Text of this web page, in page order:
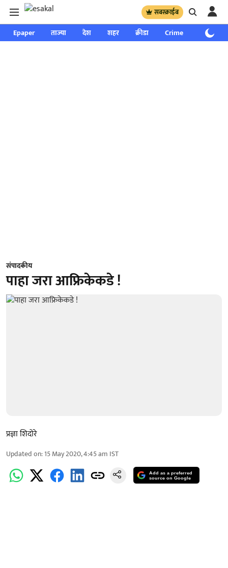
सबस्क्राईब
Epaper ताज्या देश शहर क्रीडा Crime साप्ताहिक
संपादकीय
पाहा जरा आफ्रिकेकडे !
प्रज्ञा शिदोरे
Updated on:15 May 2020, 4:45 am IST
Add as a preferred
source on Google